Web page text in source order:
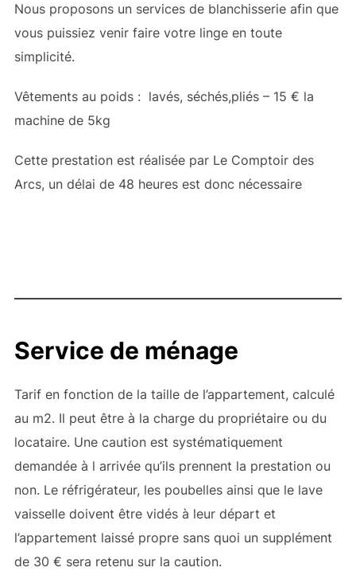
Nous proposons un services de blanchisserie afin que
vous puissiez venir faire votre linge en toute
simplicité.
Vêtements au poids : lavés, séchés,pliés – 15 € la
machine de 5kg
Cette prestation est réalisée par Le Comptoir des
Arcs, un délai de 48 heures est donc nécessaire
Service de ménage
Tarif en fonction de la taille de l’appartement, calculé
au m2. Il peut être à la charge du propriétaire ou du
locataire. Une caution est systématiquement
demandée à l arrivée qu’ils prennent la prestation ou
non. Le réfrigérateur, les poubelles ainsi que le lave
vaisselle doivent être vidés à leur départ et
l’appartement laissé propre sans quoi un supplément
de 30 € sera retenu sur la caution.